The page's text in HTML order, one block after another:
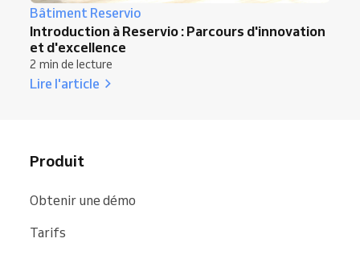
Bâtiment Reservio
Introduction à Reservio : Parcours d'innovation
et d'excellence
2 min de lecture
Lire l'article
Produit
Obtenir une démo
Tarifs